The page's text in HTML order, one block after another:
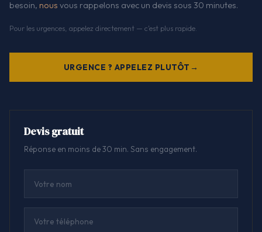
besoin, nous vous rappelons avec un devis sous 30 minutes.
Pour les urgences, appelez directement — c'est plus rapide.
URGENCE ? APPELEZ PLUTÔT
Devis gratuit
Réponse en moins de 30 min. Sans engagement.